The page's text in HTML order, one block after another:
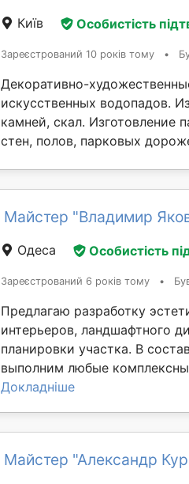
Київ Особистість
Зареєстрований 10 років тому •
Декоративно-
искусственных водопадов.
камней, скал. Изготовление
стен, полов, парковых
Майстер "Владимир
Одеса Особистість
Зареєстрований 6 років тому •
Предлагаю разработку
интерьеров, ландшафтного
планировки участка. В
выполним любые
Докладніше
Майстер "Александр